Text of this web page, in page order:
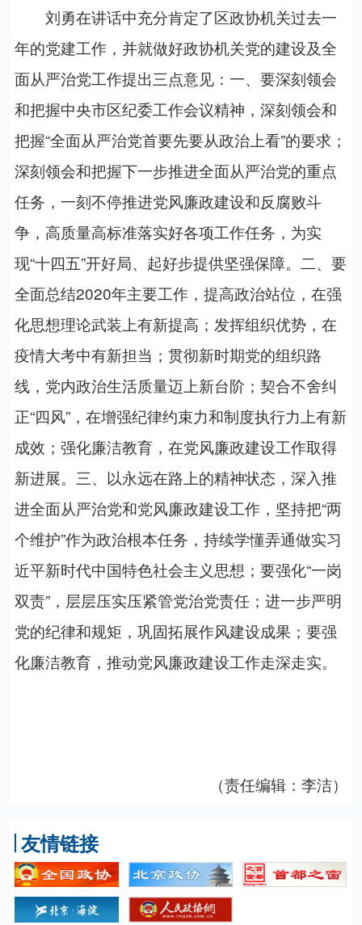
刘勇在讲话中充分肯定了区政协机关过去一
年的党建工作，并就做好政协机关党的建设及全
面从严治党工作提出三点意见： 一、要深刻领会
和把握中央市区纪委工作会议精神，深刻领会和
把握“全面从严治党首要先要从政治上看”的要求；
深刻领会和把握下一步推进全面从严治党的重点
任务，一刻不停推进党风廉政建设和反腐败斗
争，高质量高标准落实好各项工作任务，为实
现“十四五”开好局、起好步提供坚强保障。二、要
全面总结2020年主要工作，提高政治站位，在强
化思想理论武装上有新提高；发挥组织优势，在
疫情大考中有新担当；贯彻新时期党的组织路
线，党内政治生活质量迈上新台阶；契合不舍纠
正“四风”，在增强纪律约束力和制度执行力上有新
成效；强化廉洁教育，在党风廉政建设工作取得
新进展。三、以永远在路上的精神状态，深入推
进全面从严治党和党风廉政建设工作，坚持把“两
个维护”作为政治根本任务，持续学懂弄通做实习
近平新时代中国特色社会主义思想；要强化“一岗
双责”，层层压实压紧管党治党责任；进一步严明
党的纪律和规矩，巩固拓展作风建设成果；要强
化廉洁教育，推动党风廉政建设工作走深走实。
（责任编辑：李洁）
友情链接